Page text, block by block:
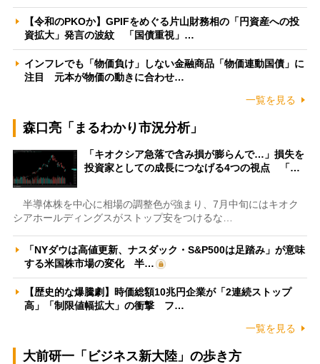
【令和のPKOか】GPIFをめぐる片山財務相の「円資産への投
資拡大」発言の波紋 「国債重視」…
インフレでも「物価負け」しない金融商品「物価連動国債」に
注目 元本が物価の動きに合わせ…
一覧を見る
森口亮「まるわかり市況分析」
「キオクシア急落で含み損が膨らんで…」損失を
投資家としての成長につなげる4つの視点 「…
半導体株を中心に相場の調整色が強まり、7月中旬にはキオク
シアホールディングスがストップ安をつけるな…
「NYダウは高値更新、ナスダック・S&P500は足踏み」が意味
する米国株市場の変化 半…
【歴史的な爆騰劇】時価総額10兆円企業が「2連続ストップ
高」「制限値幅拡大」の衝撃 フ…
一覧を見る
大前研一「ビジネス新大陸」の歩き方